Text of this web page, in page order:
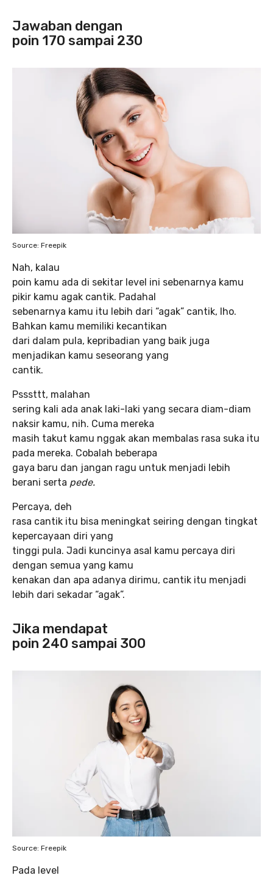
Jawaban dengan
poin 170 sampai 230
Source: Freepik
Nah, kalau
poin kamu ada di sekitar level ini sebenarnya kamu
pikir kamu agak cantik. Padahal
sebenarnya kamu itu lebih dari “agak” cantik, lho.
Bahkan kamu memiliki kecantikan
dari dalam pula, kepribadian yang baik juga
menjadikan kamu seseorang yang
cantik.
Psssttt, malahan
sering kali ada anak laki-laki yang secara diam-diam
naksir kamu, nih. Cuma mereka
masih takut kamu nggak akan membalas rasa suka itu
pada mereka. Cobalah beberapa
gaya baru dan jangan ragu untuk menjadi lebih
berani serta pede.
Percaya, deh
rasa cantik itu bisa meningkat seiring dengan tingkat
kepercayaan diri yang
tinggi pula. Jadi kuncinya asal kamu percaya diri
dengan semua yang kamu
kenakan dan apa adanya dirimu, cantik itu menjadi
lebih dari sekadar “agak”.
Jika mendapat
poin 240 sampai 300
Source: Freepik
Pada level